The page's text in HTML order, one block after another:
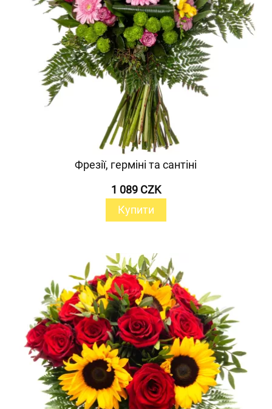
Фрезії, герміні та сантіні
1 089 CZK
Купити